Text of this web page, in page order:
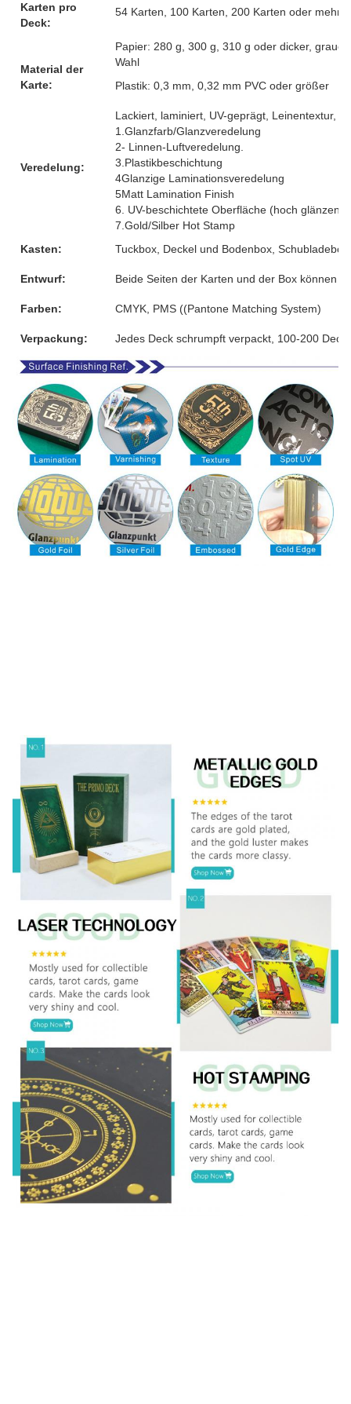
Karten pro
Deck:
54 Karten, 100 Karten, 200 Karten oder mehr,
Material der
Karte:
Papier: 280 g, 300 g, 310 g oder dicker,
Wahl
Plastik: 0,3 mm, 0,32 mm PVC oder größer
Veredelung:
Lackiert, laminiert, UV-geprägt, Leinentextur,
1.Glanzfarb/Glanzveredelung
2- Linnen-Luftveredelung.
3.Plastikbeschichtung
4Glanzige Laminationsveredelung
5Matt Lamination Finish
6. UV-beschichtete Oberfläche (hoch glänzend)
7.Gold/Silber Hot Stamp
Kasten:
Tuckbox, Deckel und Bodenbox,
Entwurf: Beide Seiten der Karten und der Box können
Farben: CMYK, PMS ((Pantone Matching System)
Verpackung: Jedes Deck schrumpft verpackt, 100-200